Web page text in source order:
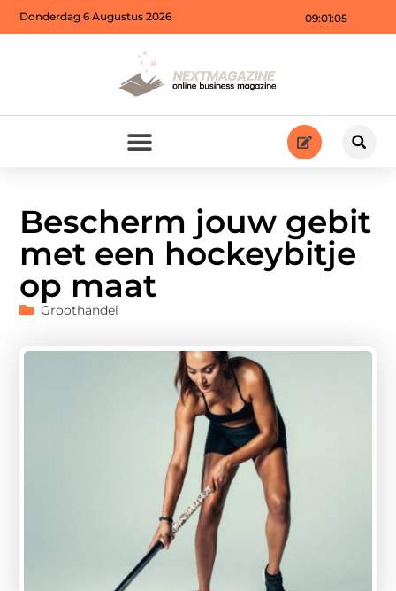
09:01:06
Donderdag 6 Augustus 2026
Bescherm jouw gebit
met een hockeybitje
op maat
Groothandel